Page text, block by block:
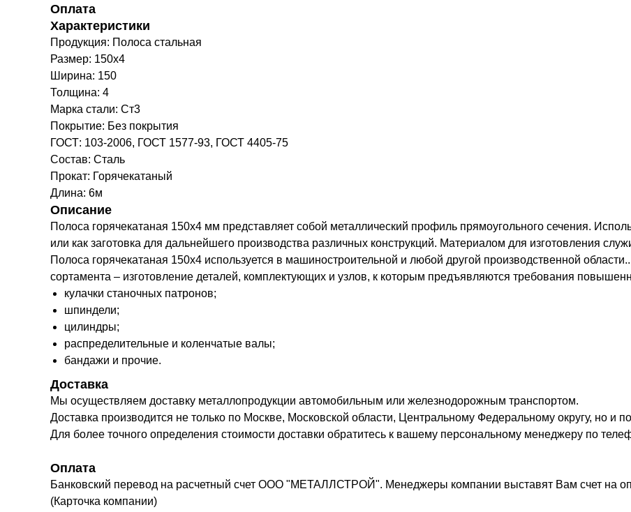
Оплата
Характеристики
Продукция: Полоса стальная
Размер: 150х4
Ширина: 150
Толщина: 4
Марка стали: Ст3
Покрытие: Без покрытия
ГОСТ: 103-2006, ГОСТ 1577-93, ГОСТ 4405-75
Состав: Сталь
Прокат: Горячекатаный
Длина: 6м
Описание
Полоса горячекатаная 150х4 мм представляет собой металлический профиль прямоугольного сечения.
или как заготовка для дальнейшего производства различных конструкций. Материалом для изготовления
Полоса горячекатаная 150х4 используется в машиностроительной и любой другой производственной
сортамента – изготовление деталей, комплектующих и узлов, к которым предъявляются требования
кулачки станочных патронов;
шпиндели;
цилиндры;
распределительные и коленчатые валы;
бандажи и прочие.
Доставка
Мы осуществляем доставку металлопродукции автомобильным или железнодорожным транспортом.
Доставка производится не только по Москве, Московской области, Центральному Федеральному округу, но и
Для более точного определения стоимости доставки обратитесь к вашему персональному менеджеру по
Оплата
Банковский перевод на расчетный счет ООО "МЕТАЛЛСТРОЙ". Менеджеры компании выставят Вам счет на
(Карточка компании)